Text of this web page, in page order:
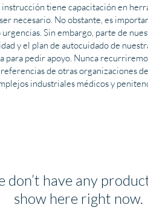
tiene capacitación en
necesario. No obstante, es
urgencias. Sin embargo, parte de
y el plan de autocuidado de
para pedir apoyo. Nunca
de otras organizaciones
industriales médicos y
don’t have any
show here right now.